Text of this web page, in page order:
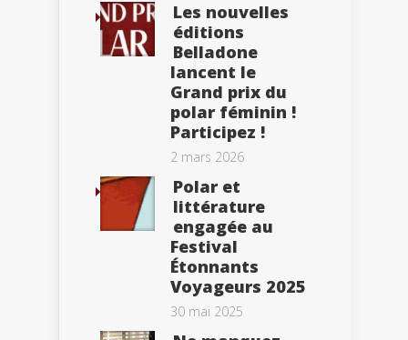
Les nouvelles
éditions
Belladone
lancent le
Grand prix du
polar féminin !
Participez !
2 mars 2026
Polar et
littérature
engagée au
Festival
Étonnants
Voyageurs 2025
30 mai 2025